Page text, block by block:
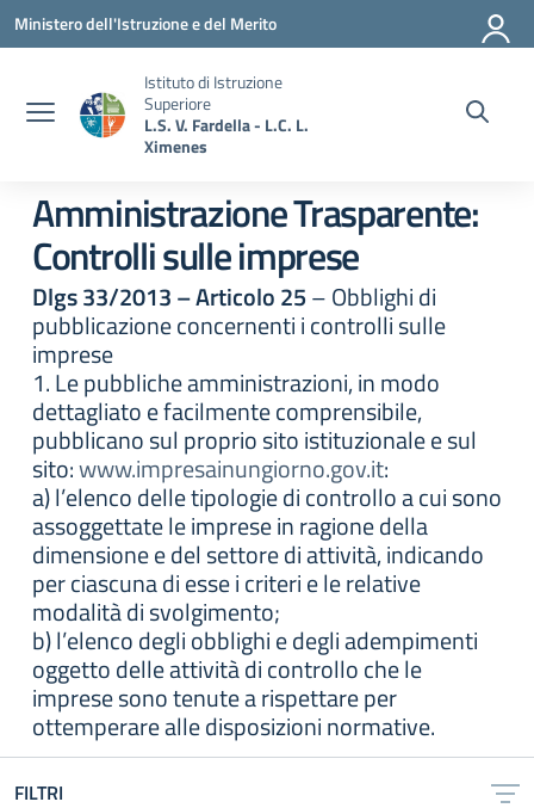
Vai ai contenuti
Vai al menu di navigazione
Vai al footer
Ministero dell'Istruzione e del Merito
Istituto di Istruzione
Superiore
L.S. V. Fardella - L.C. L.
Ximenes
Amministrazione Trasparente:
Controlli sulle imprese
Dlgs 33/2013 – Articolo 25– Obblighi di
pubblicazione concernenti i controlli sulle
imprese
1. Le pubbliche amministrazioni, in modo
dettagliato e facilmente comprensibile,
pubblicano sul proprio sito istituzionale e sul
sito:www.impresainungiorno.gov.it:
a) l’elenco delle tipologie di controllo a cui sono
assoggettate le imprese in ragione della
dimensione e del settore di attività, indicando
per ciascuna di esse i criteri e le relative
modalità di svolgimento;
b) l’elenco degli obblighi e degli adempimenti
oggetto delle attività di controllo che le
imprese sono tenute a rispettare per
ottemperare alle disposizioni normative.
FILTRI